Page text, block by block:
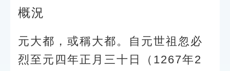
貓頭鷹博士
概況
元大都，或稱大都。自元世祖忽必
烈至元四年正月三十日（1267年2